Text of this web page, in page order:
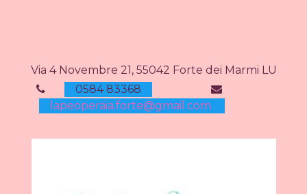
Via 4 Novembre 21, 55042 Forte dei Marmi LU
0584 83368
lapeoperaia.forte@gmail.com